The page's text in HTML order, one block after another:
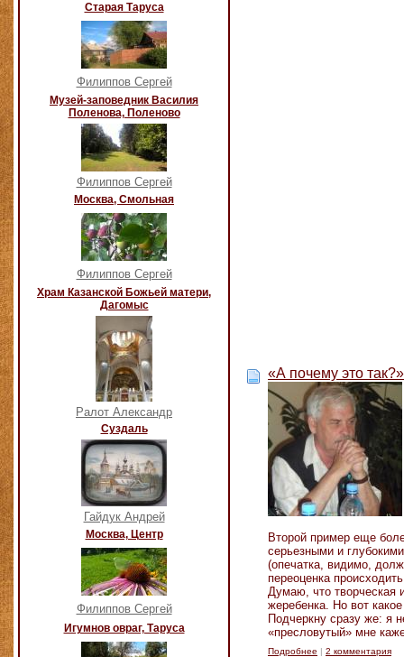
Старая Таруса
Филиппов Сергей
Музей-заповедник Василия
Поленова, Поленово
Филиппов Сергей
Москва, Смольная
Филиппов Сергей
Храм Казанской Божьей матери,
Дагомыс
Ралот Александр
Суздаль
Гайдук Андрей
Москва, Центр
Филиппов Сергей
Игумнов овраг, Таруса
«А почему это
Второй пример еще
серьезными и
(опечатка, видимо,
переоценка
Думаю, что творческая
жеребенка. Но вот
Подчеркну сразу же: я
«пресловутый» мне
Подробнее | 2 комментария